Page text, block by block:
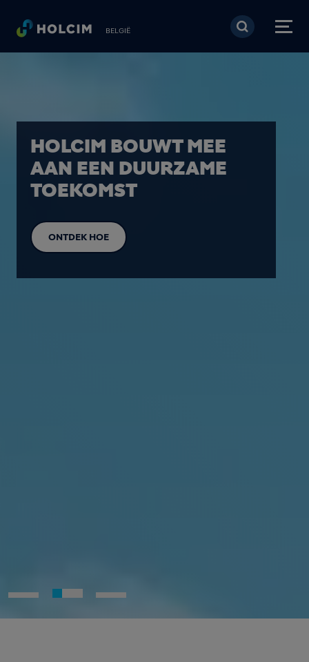
Overslaan en naar de
BELGIË
HOLCIM BOUWT MEE
AAN EEN DUURZAME
TOEKOMST
ONTDEK HOE